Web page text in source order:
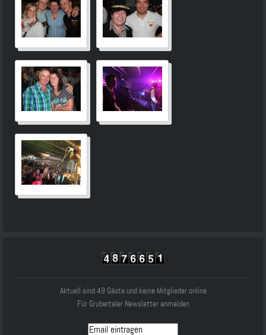
Aktuell sind 49 Gäste und keine Mitglieder online
Für Grubertaler Newsletter anmelden